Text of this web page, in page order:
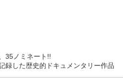
35ノミネート!!
録した歴史的ドキュメンタリー作品